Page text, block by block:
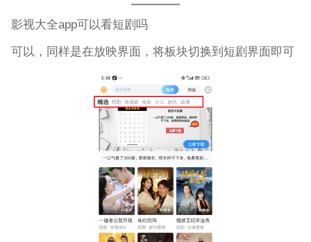
影视大全app可以看短剧吗
可以，同样是在放映界面，将板块切换到短剧界面即可